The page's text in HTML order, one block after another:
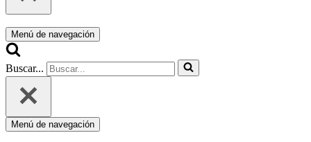
Menú de navegación
Buscar...
Menú de navegación